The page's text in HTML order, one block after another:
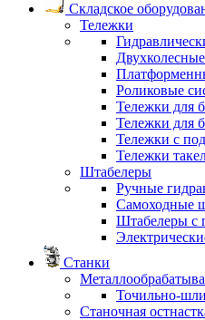
Складское
Тележки
Роликовые
Тележки для
Тележки для
Тележки с
Тележки
Штабелеры
Ручные
Самоходные
Штабелеры с
Станки
Точильно-
Станочная